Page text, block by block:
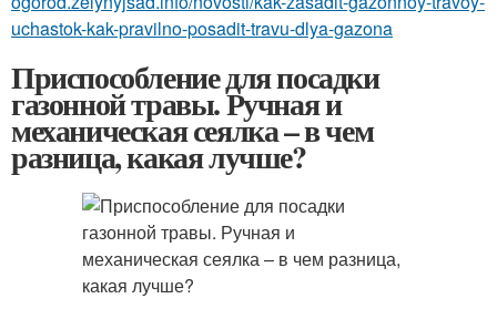
uchastok-kak-pravilno-posadit-travu-dlya-gazona
Приспособление для посадки
газонной травы. Ручная и
механическая сеялка – в чем
разница, какая лучше?